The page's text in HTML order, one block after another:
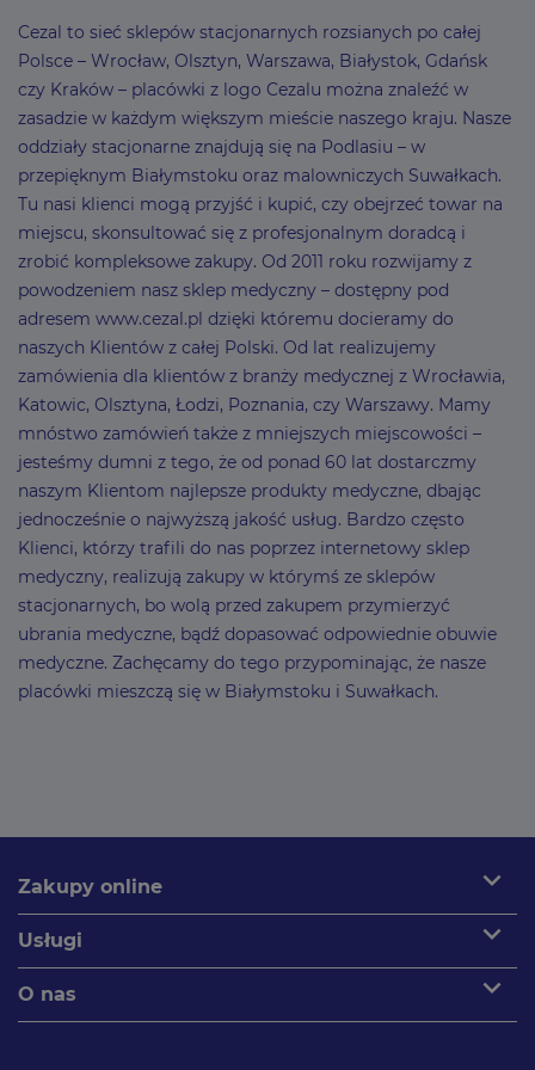
Cezal to sieć sklepów stacjonarnych rozsianych po całej
Polsce – Wrocław, Olsztyn, Warszawa, Białystok, Gdańsk
czy Kraków – placówki z logo Cezalu można znaleźć w
zasadzie w każdym większym mieście naszego kraju. Nasze
oddziały stacjonarne znajdują się na Podlasiu – w
przepięknym Białymstoku oraz malowniczych Suwałkach.
Tu nasi klienci mogą przyjść i kupić, czy obejrzeć towar na
miejscu, skonsultować się z profesjonalnym doradcą i
zrobić kompleksowe zakupy. Od 2011 roku rozwijamy z
powodzeniem nasz sklep medyczny – dostępny pod
adresem www.cezal.pl dzięki któremu docieramy do
naszych Klientów z całej Polski. Od lat realizujemy
zamówienia dla klientów z branży medycznej z Wrocławia,
Katowic, Olsztyna, Łodzi, Poznania, czy Warszawy. Mamy
mnóstwo zamówień także z mniejszych miejscowości –
jesteśmy dumni z tego, że od ponad 60 lat dostarczmy
naszym Klientom najlepsze produkty medyczne, dbając
jednocześnie o najwyższą jakość usług. Bardzo często
Klienci, którzy trafili do nas poprzez internetowy sklep
medyczny, realizują zakupy w którymś ze sklepów
stacjonarnych, bo wolą przed zakupem przymierzyć
ubrania medyczne, bądź dopasować odpowiednie obuwie
medyczne. Zachęcamy do tego przypominając, że nasze
placówki mieszczą się w Białymstoku i Suwałkach.
Zakupy online expand_more
Usługi expand_more
O nas expand_more